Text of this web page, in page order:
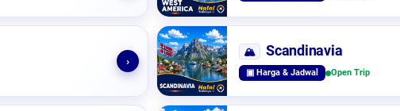
›
🏔️ Scandinavia
▣ Harga & Jadwal Open Trip